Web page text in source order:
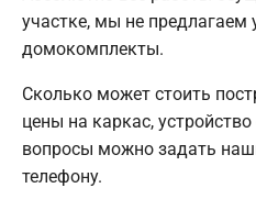
участке, мы не предлагаем
домокомплекты.
Сколько может стоить
цены на каркас,
вопросы можно задать
телефону.